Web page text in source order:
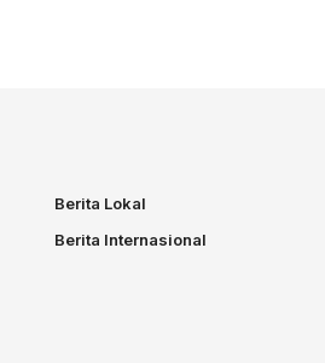
Berita Lokal
Berita Internasional